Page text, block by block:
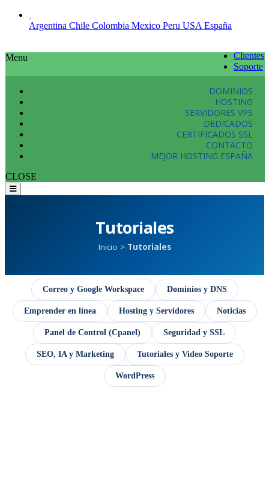
Argentina Chile Colombia Mexico Peru USA España
Clientes
Soporte
Menu
DOMINIOS
HOSTING
SERVIDORES VPS
DEDICADOS
CERTIFICADOS SSL
CONTACTO
MEJOR HOSTING ESPAÑA
CLOSE
Tutoriales
Inicio > Tutoriales
Correo y Google Workspace Dominios y DNS
Emprender en línea Hosting y Servidores Noticias
Panel de Control (Cpanel) Seguridad y SSL
SEO, IA y Marketing Tutoriales y Video Soporte
WordPress